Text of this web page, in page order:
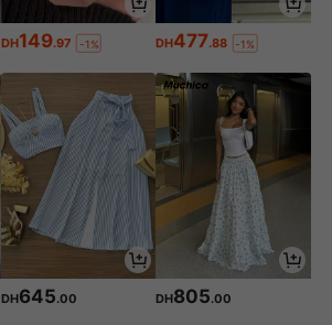
DH149.97 -1% DH477.88 -1%
DH645.00 DH805.00